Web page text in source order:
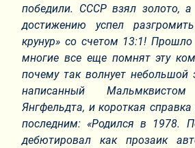
победили. СССР взял золото,
достижению успел
крунур» со счетом 13:1!
многие все еще помнят эту
почему так волнует небольшой
написанный
Янгфельдта, и короткая
последним: «Родился в 1978.
дебютировал как прозаик